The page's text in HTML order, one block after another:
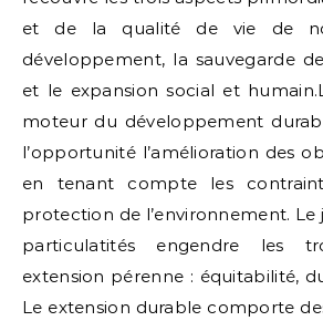
et de la qualité de vie de
développement, la sauvegarde
et le expansion social et
moteur du développement
l’opportunité l’amélioration des
en tenant compte les
protection de l’environnement. Le
particulatités engendre les
extension pérenne : équitabilité,
Le extension durable comporte